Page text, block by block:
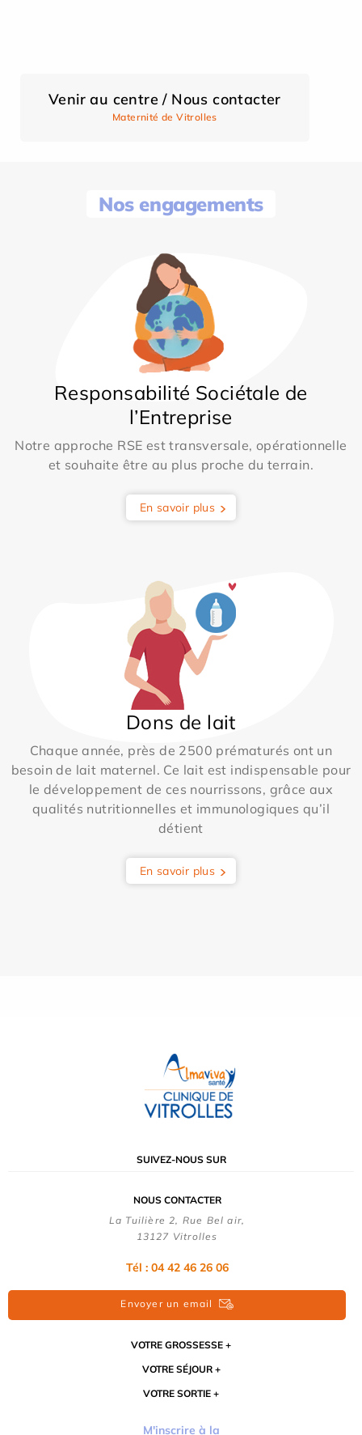
Venir au centre / Nous contacter
Maternité de Vitrolles
Nos engagements
Responsabilité Sociétale de
l’Entreprise
Notre approche RSE est transversale, opérationnelle
et souhaite être au plus proche du terrain.
En savoir plus
Dons de lait
Chaque année, près de 2500 prématurés ont un
besoin de lait maternel. Ce lait est indispensable pour
le développement de ces nourrissons, grâce aux
qualités nutritionnelles et immunologiques qu’il
détient
En savoir plus
SUIVEZ-NOUS SUR
NOUS CONTACTER
La Tuilière 2, Rue Bel air,
13127 Vitrolles
Tél : 04 42 46 26 06
Envoyer un email
VOTRE GROSSESSE
VOTRE SÉJOUR
VOTRE SORTIE
M'inscrire à la